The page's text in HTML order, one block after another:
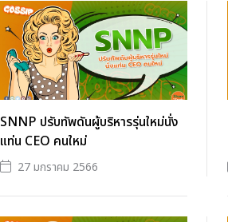
SNNP ปรับทัพดันผู้บริหารรุ่นใหม่นั่ง
แท่น CEO คนใหม่
27 มกราคม 2566